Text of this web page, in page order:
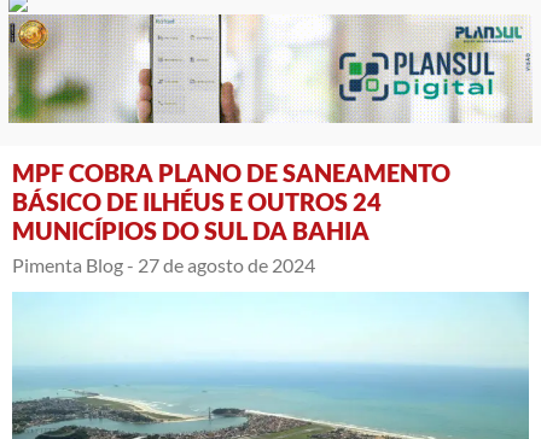
MPF COBRA PLANO DE SANEAMENTO
BÁSICO DE ILHÉUS E OUTROS 24
MUNICÍPIOS DO SUL DA BAHIA
Pimenta Blog - 27 de agosto de 2024